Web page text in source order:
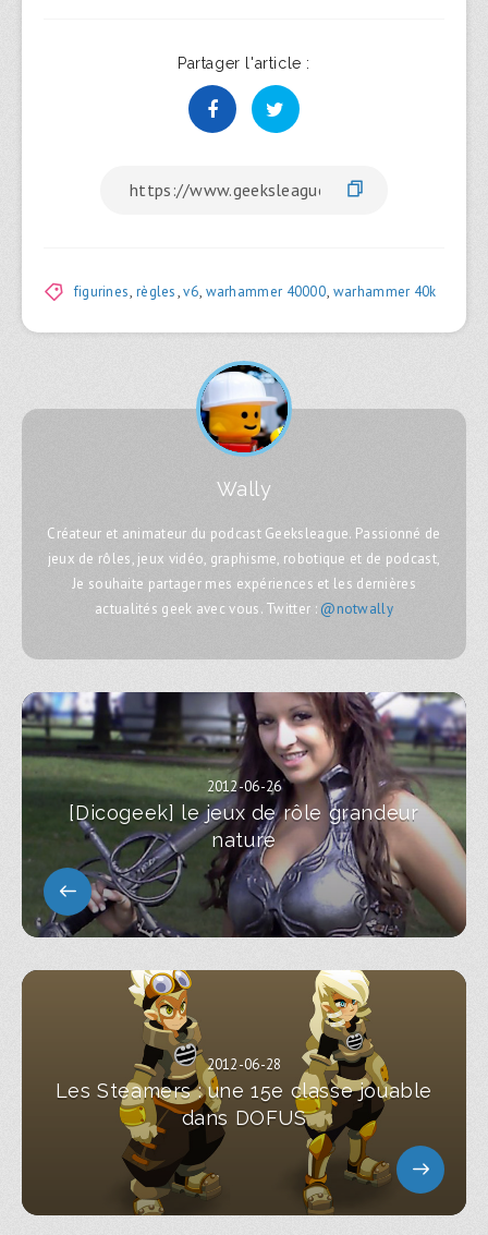
Partager l'article :
figurines, règles,v6, warhammer 40000, warhammer 40k
Wally
Créateur et animateur du podcast Geeksleague. Passionné de
jeux de rôles, jeux vidéo, graphisme, robotique et de podcast,
Je souhaite partager mes expériences et les dernières
actualités geek avec vous. Twitter : @notwally
2012-06-26
[Dicogeek] le jeux de rôle grandeur
nature
2012-06-28
Les Steamers : une 15e classe jouable
dans DOFUS